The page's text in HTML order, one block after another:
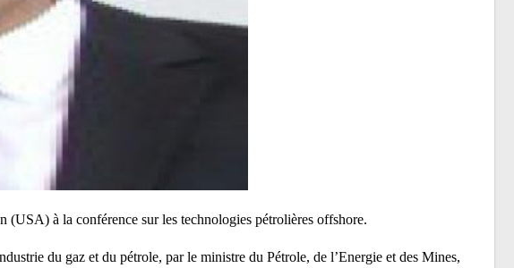
à la conférence sur les technologies pétrolières offshore.
du gaz et du pétrole, par le ministre du Pétrole, de l’Energie et des Mines,